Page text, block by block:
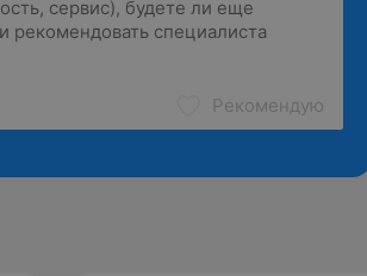
Рекомендую